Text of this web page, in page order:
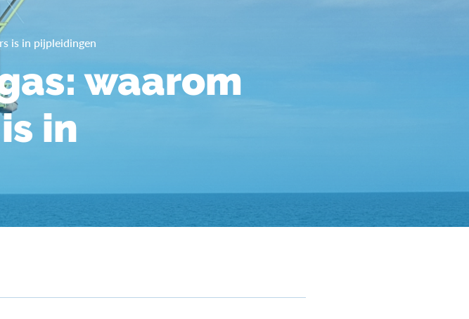
is in pijpleidingen
waarom
in